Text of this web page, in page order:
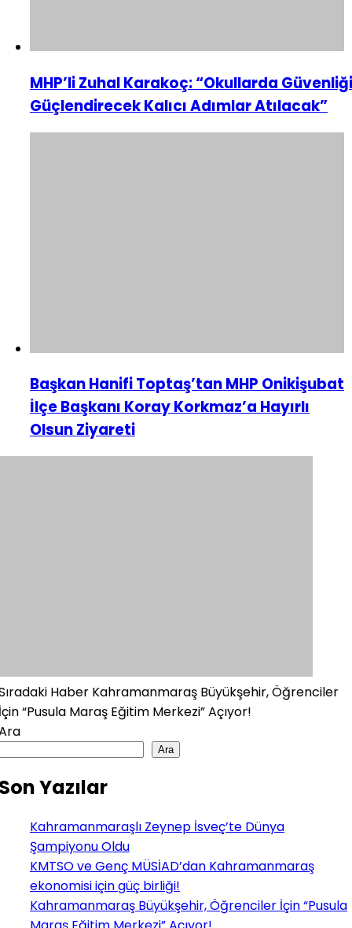
MHP’li Zuhal Karakoç: “Okullarda Güvenliği
Güçlendirecek Kalıcı Adımlar Atılacak”
Başkan Hanifi Toptaş’tan MHP Onikişubat
İlçe Başkanı Koray Korkmaz’a Hayırlı
Olsun Ziyareti
Haber Kahramanmaraş Büyükşehir, Öğrenciler
“Pusula Maraş Eğitim Merkezi” Açıyor!
Ara
Yazılar
Kahramanmaraşlı Zeynep İsveç’te Dünya
Şampiyonu Oldu
KMTSO ve Genç MÜSİAD’dan Kahramanmaraş
ekonomisi için güç birliği!
Kahramanmaraş Büyükşehir, Öğrenciler İçin “Pusula